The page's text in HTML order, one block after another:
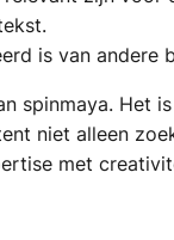
is van andere
spinmaya. Het
niet alleen
met